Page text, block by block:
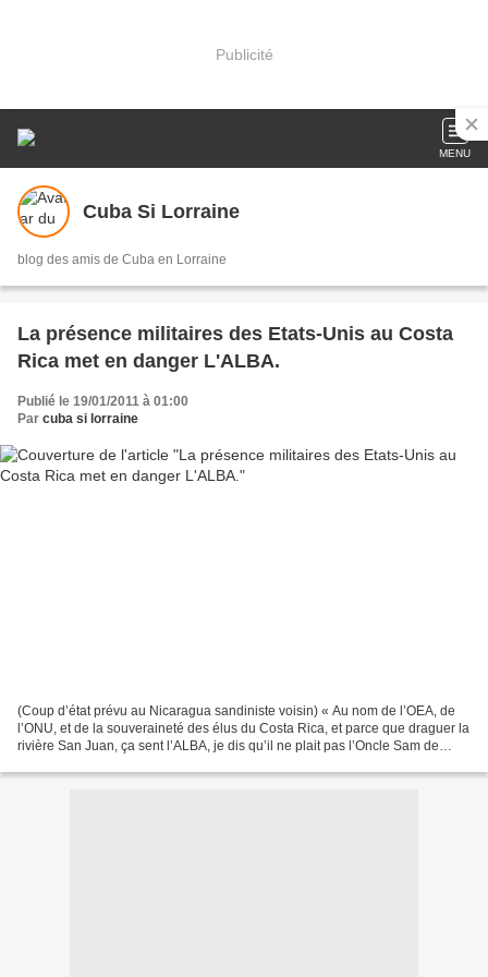
Publicité
MENU
Cuba Si Lorraine
blog des amis de Cuba en Lorraine
La présence militaires des Etats-Unis au Costa
Rica met en danger L'ALBA.
Publié le 19/01/2011 à 01:00
Par cuba si lorraine
(Coup d’état prévu au Nicaragua sandiniste voisin) « Au nom de l’OEA, de
l’ONU, et de la souveraineté des élus du Costa Rica, et parce que draguer la
rivière San Juan, ça sent l’ALBA, je dis qu’il ne plait pas l’Oncle Sam de